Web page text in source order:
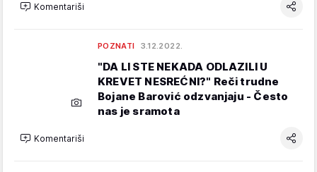
Komentariši
POZNATI 3.12.2022.
"DA LI STE NEKADA ODLAZILI U
KREVET NESREĆNI?" Reči trudne
Bojane Barović odzvanjaju - Često
nas je sramota
Komentariši